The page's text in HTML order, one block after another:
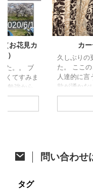
2020/6/14
お花見カ
）
た。。 ブ
くてすみま
勉強から
久しぶりの
参加者は
恵まれた
いし花が咲
カ
久しぶりの
た。 ここ
人達的に言
欲が湧かな
しずつ頑張
て、今回
ジャパン
ちらっと触
す。 レー
問い合わせ
タグ